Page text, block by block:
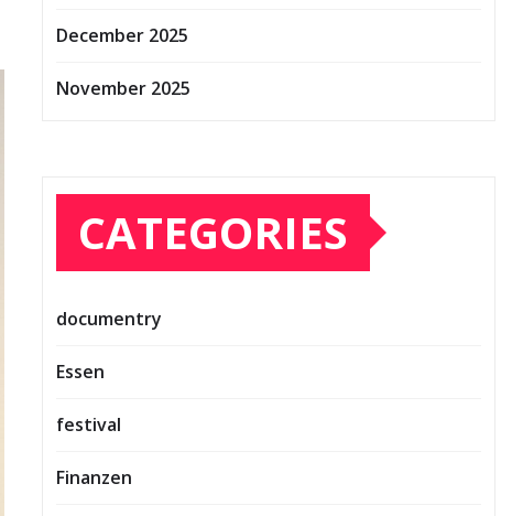
December 2025
November 2025
CATEGORIES
documentry
Essen
festival
Finanzen